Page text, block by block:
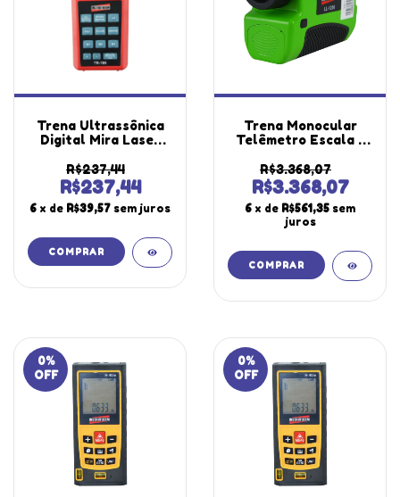
Trena Ultrassônica
Digital Mira Laser
Área Volume Tr-180
Portátil Instrutherm
R$237,44
R$237,44
6 x de R$39,57 sem juros
Trena Monocular
Telêmetro Escala 5
Ótica 6x Ll-1200
Portátil Instrutherm
R$3.368,07
R$3.368,07
6 x de R$561,35 sem
juros
0%
OFF
0%
OFF